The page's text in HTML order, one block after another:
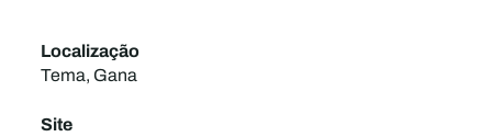
Localização
Tema, Gana
Site